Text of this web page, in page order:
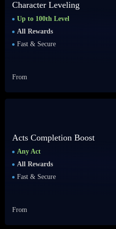
Character Leveling
Up to 100th Level
All Rewards
Fast & Secure
From
Acts Completion Boost
Any Act
All Rewards
Fast & Secure
From